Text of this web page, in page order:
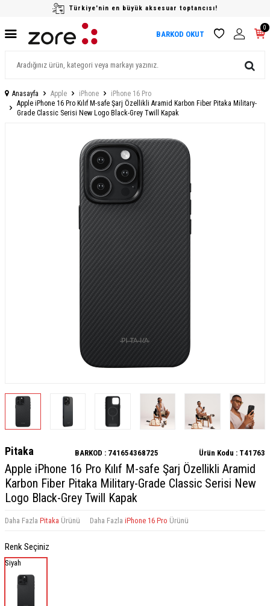
Türkiye'nin en büyük aksesuar toptancısı!
BARKOD OKUT
0
Anasayfa Apple iPhone
iPhone 16 Pro
Apple iPhone 16 Pro Kılıf M-safe Şarj Özellikli Aramid Karbon Fiber Pitaka Military-
Grade Classic Serisi New Logo Black-Grey Twill Kapak
Pitaka BARKOD : 741654368725 Ürün Kodu : T41763
Apple iPhone 16 Pro Kılıf M-safe Şarj Özellikli Aramid
Karbon Fiber Pitaka Military-Grade Classic Serisi New
Logo Black-Grey Twill Kapak
Daha Fazla Pitaka Ürünü Daha Fazla iPhone 16 Pro Ürünü
Renk Seçiniz
Siyah